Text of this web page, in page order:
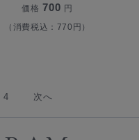
価格 700 円
（消費税込：770円）
4 次へ